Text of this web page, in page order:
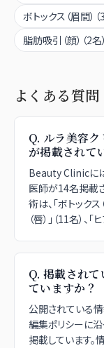
ボトックス（眉間） （3
脂肪吸引（顔） （2名）
よくある質問
Q. ルラ美容
が掲載されて
Beauty Clinicに
医師が14名掲載
術は、「ボトックス
（唇）」（11名）、
Q. 掲載され
ていますか？
公開されている
編集ポリシーに
掲載しています